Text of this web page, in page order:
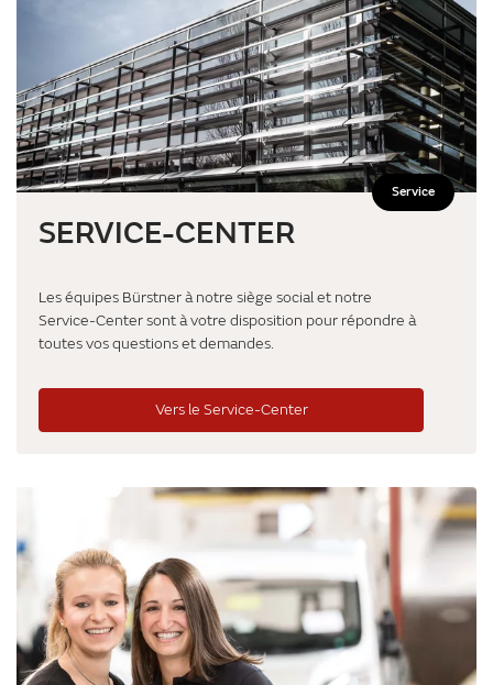
Service
SERVICE-CENTER
Les équipes Bürstner à notre siège social et notre
Service-Center sont à votre disposition pour répondre à
toutes vos questions et demandes.
Vers le Service-Center